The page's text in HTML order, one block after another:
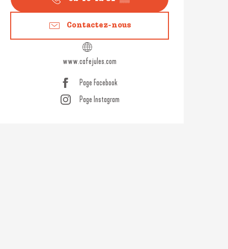
Contactez-nous
www.cafejules.com
Page Facebook
Page Instagram